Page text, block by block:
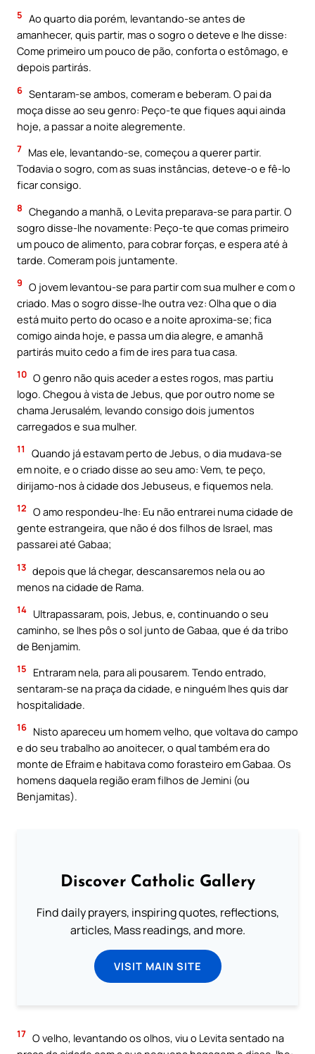
5 Ao quarto dia porém, levantando-se antes de
amanhecer, quis partir, mas o sogro o deteve e lhe disse:
Come primeiro um pouco de pão, conforta o estômago, e
depois partirás.
6 Sentaram-se ambos, comeram e beberam. O pai da
moça disse ao seu genro: Peço-te que fiques aqui ainda
hoje, a passar a noite alegremente.
7 Mas ele, levantando-se, começou a querer partir.
Todavia o sogro, com as suas instâncias, deteve-o e fê-lo
ficar consigo.
8 Chegando a manhã, o Levita preparava-se para partir. O
sogro disse-lhe novamente: Peço-te que comas primeiro
um pouco de alimento, para cobrar forças, e espera até à
tarde. Comeram pois juntamente.
9 O jovem levantou-se para partir com sua mulher e com o
criado. Mas o sogro disse-lhe outra vez: Olha que o dia
está muito perto do ocaso e a noite aproxima-se; fica
comigo ainda hoje, e passa um dia alegre, e amanhã
partirás muito cedo a fim de ires para tua casa.
10 O genro não quis aceder a estes rogos, mas partiu
logo. Chegou à vista de Jebus, que por outro nome se
chama Jerusalém, levando consigo dois jumentos
carregados e sua mulher.
11
Quando já estavam perto de Jebus, o dia mudava-se
em noite, e o criado disse ao seu amo: Vem, te peço,
dirijamo-nos à cidade dos Jebuseus, e fiquemos nela.
12 O amo respondeu-lhe: Eu não entrarei numa cidade de
gente estrangeira, que não é dos filhos de Israel, mas
passarei até Gabaa;
13 depois que lá chegar, descansaremos nela ou ao
menos na cidade de Rama.
14 Ultrapassaram, pois, Jebus, e, continuando o seu
caminho, se lhes pôs o sol junto de Gabaa, que é da tribo
de Benjamim.
15
Entraram nela, para ali pousarem. Tendo entrado,
sentaram-se na praça da cidade, e ninguém lhes quis dar
hospitalidade.
16 Nisto apareceu um homem velho, que voltava do campo
e do seu trabalho ao anoitecer, o qual também era do
monte de Efraim e habitava como forasteiro em Gabaa. Os
homens daquela região eram filhos de Jemini (ou
Benjamitas).
Discover Catholic Gallery
Find daily prayers, inspiring quotes, reflections,
articles, Mass readings, and more.
VISIT MAIN SITE
17 O velho, levantando os olhos, viu o Levita sentado na